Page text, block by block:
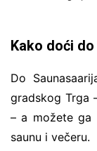
Kako doći
Do
gradskog Trga
– a možete ga
saunu i večeru.